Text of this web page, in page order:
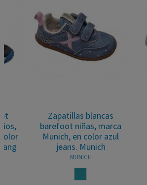
Zapatillas deportivas
barefoot para niños
unisex, marca
Andanines, en color
blanco....
ANDANINES